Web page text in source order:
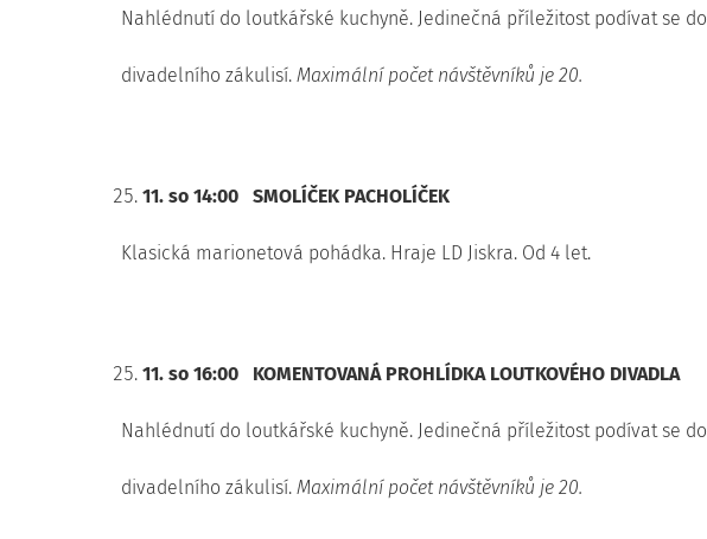
Nahlédnutí do loutkářské kuchyně. Jedinečná příležitost podívat se do
divadelního zákulisí. Maximální počet návštěvníků je 20.
11. so 14:00 SMOLÍČEK PACHOLÍČEK
Klasická marionetová pohádka. Hraje LD Jiskra. Od 4 let.
11. so 16:00 KOMENTOVANÁ PROHLÍDKA LOUTKOVÉHO DIVADLA
Nahlédnutí do loutkářské kuchyně. Jedinečná příležitost podívat se do
divadelního zákulisí. Maximální počet návštěvníků je 20.